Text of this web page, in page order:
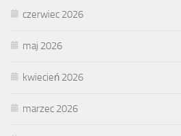
czerwiec 2026
maj 2026
kwiecień 2026
marzec 2026